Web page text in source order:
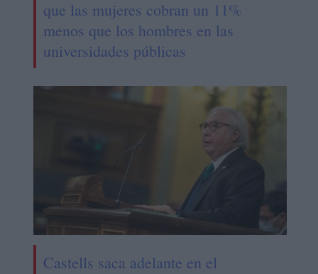
que las mujeres cobran un 11%
menos que los hombres en las
universidades públicas
Castells saca adelante en el